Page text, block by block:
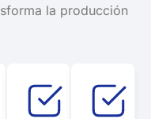
la producción